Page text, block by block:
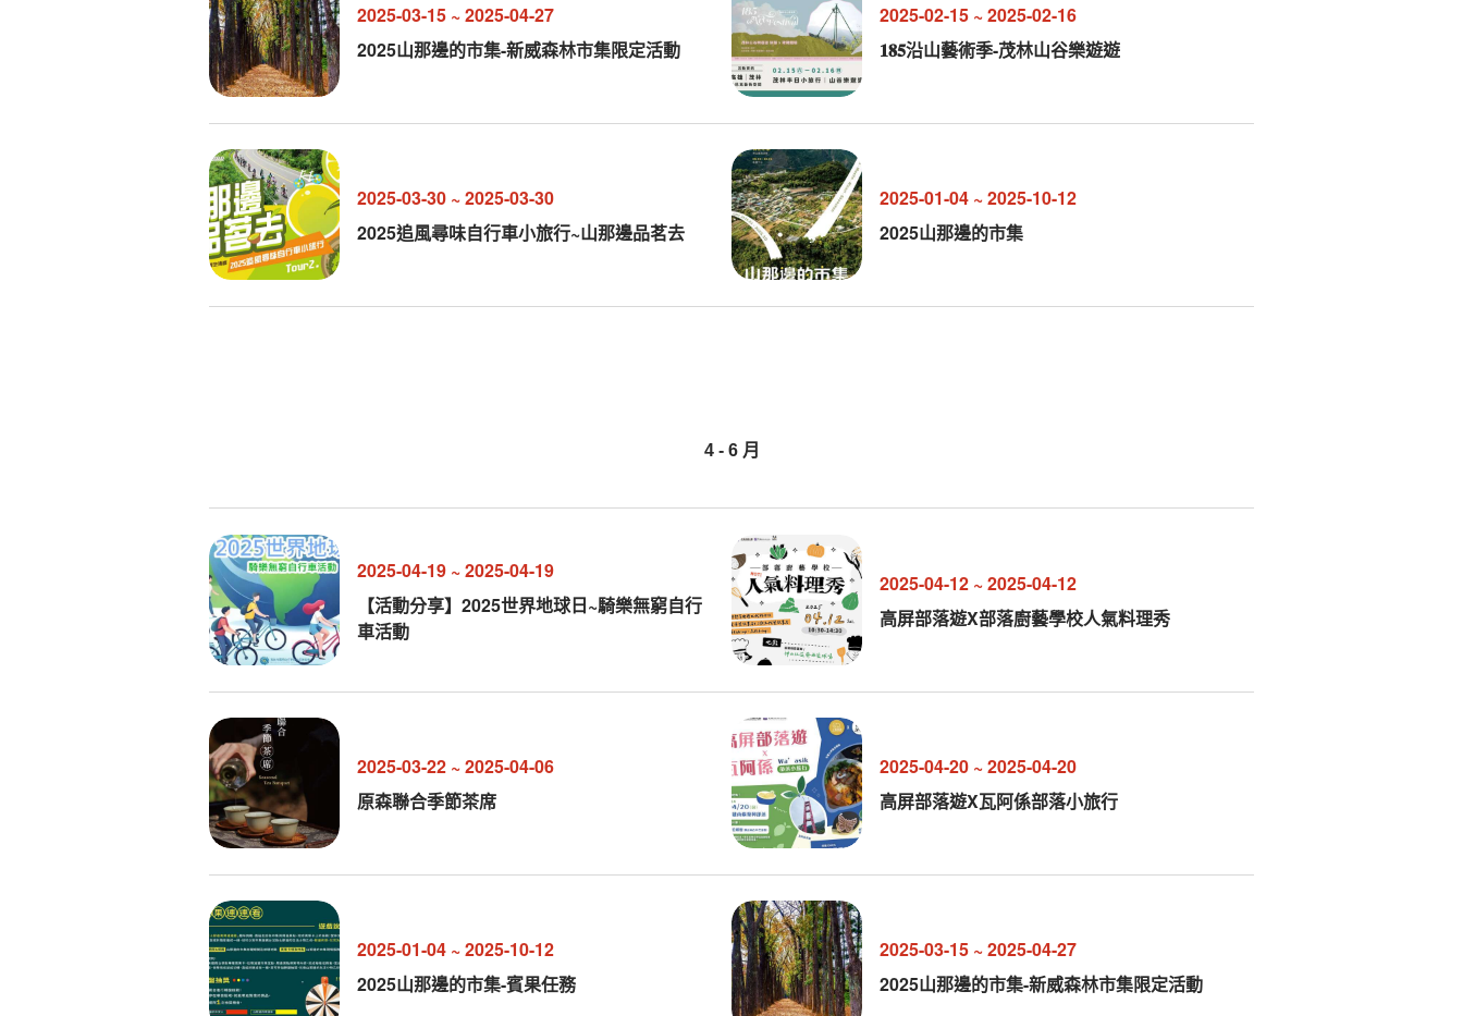
2025-03-15 ~2025-04-27
2025山那邊的市集-新威森林市集限定活動
2025-02-15 ~2025-02-16
𝟏𝟖𝟓沿山藝術季-茂林山谷樂遊遊
2025-03-30 ~2025-03-30
2025追風尋味自行車小旅行~山那邊品茗去
2025-01-04 ~2025-10-12
2025山那邊的市集
4 - 6月
2025-04-19 ~2025-04-19
【活動分享】2025世界地球日~騎樂無窮自行
車活動
2025-04-12 ~2025-04-12
高屏部落遊X部落廚藝學校人氣料理秀
2025-03-22 ~2025-04-06
原森聯合季節茶席
2025-04-20 ~2025-04-20
高屏部落遊X瓦阿係部落小旅行
2025-01-04 ~2025-10-12
2025山那邊的市集-賓果任務
2025-03-15 ~2025-04-27
2025山那邊的市集-新威森林市集限定活動